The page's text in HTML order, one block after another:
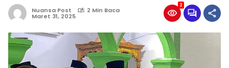
Nuansa Post 2 Min Baca
Maret 31, 2025
3